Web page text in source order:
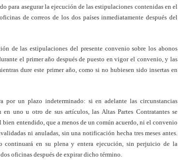
para asegurar la ejecución de las estipulaciones contenidas en el
de correos de los dos países inmediatamente después del
de las estipulaciones del presente convenio sobre los abonos
el primer año después de puesto en vigor el convenio, y las
dure este primer año, como si no hubiesen sido insertas en
por un plazo indeterminado: si en adelante las circunstancias
uno u otro de sus artículos, las Altas Partes Contratantes se
bien entendido, que a menos de un común acuerdo, ni el convenio
ni anuladas, sin una notificación hecha tres meses antes.
continuará en su plena y entera ejecución, sin perjuicio de la
oficinas después de expirar dicho término.